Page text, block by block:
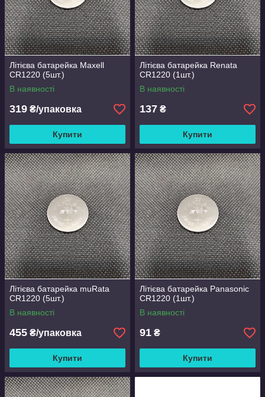
Літієва батарейка Maxell
CR1220 (5шт.)
В наявності
319 ₴/упаковка
Купити
Літієва батарейка Renata
CR1220 (1шт.)
В наявності
137 ₴
Купити
Літієва батарейка muRata
CR1220 (5шт.)
В наявності
455 ₴/упаковка
Купити
Літієва батарейка Panasonic
CR1220 (1шт.)
В наявності
91 ₴
Купити